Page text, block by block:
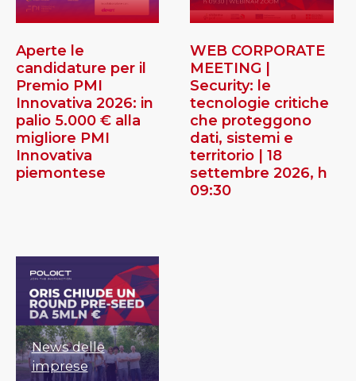
Aperte le
candidature per il
Premio PMI
Innovativa 2026: in
palio 5.000 € alla
migliore PMI
Innovativa
piemontese
WEB CORPORATE
MEETING |
Security: le
tecnologie critiche
che proteggono
dati, sistemi e
territorio | 18
settembre 2026, h
09:30
News delle
imprese